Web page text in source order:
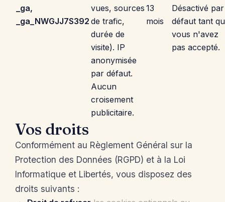
_ga,
_ga_NWGJJ7S392
vues, sources
de trafic,
durée de
visite). IP
anonymisée
par défaut.
Aucun
croisement
publicitaire.
13
mois
Désactivé par
défaut tant
vous n'avez
pas accepté.
Vos droits
Conformément au Règlement Général sur la
Protection des Données (RGPD) et à la Loi
Informatique et Libertés, vous disposez des
droits suivants :